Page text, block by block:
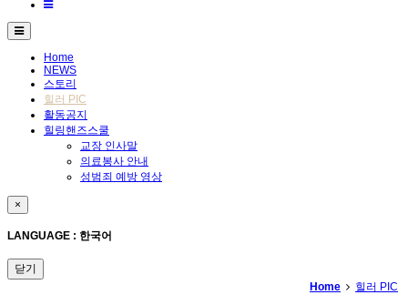
Home
NEWS
스토리
힐러 PIC
활동공지
힐링핸즈스쿨
교장 인사말
의료봉사 안내
성범죄 예방 영상
×
LANGUAGE : 한국어
닫기
Home
힐러 PIC